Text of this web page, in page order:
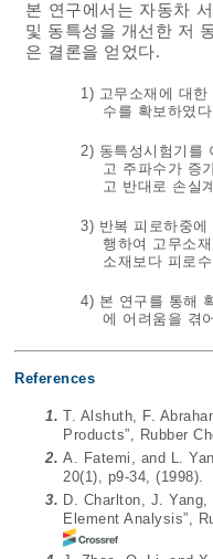
본 연구에서는 자동차
및 동특성을 개선한 저
은 결론을 얻었다.
1) 고무소재에 대
수를 확보하였
2) 동특성시험기를
고 주파수가 증
고 반대로 손실
3) 반복 피로하중
행하여 고무소
소재보다 피로
4) 본 연구를 통해
에 어려움을 겪
References
1. T. Alshuth, F.
Products”, Rubber
2. A. Fatemi, and L.
20(1), p9-34, (1998).
3. D. Charlton, J.
Element Analysis”,